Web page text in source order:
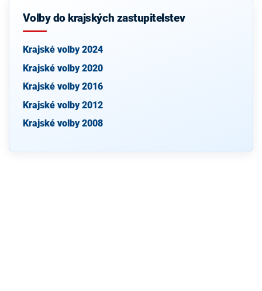
Volby do krajských zastupitelstev
Krajské volby 2024
Krajské volby 2020
Krajské volby 2016
Krajské volby 2012
Krajské volby 2008